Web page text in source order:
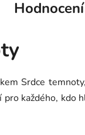
Hodnocení
Srdce
každého, kdo